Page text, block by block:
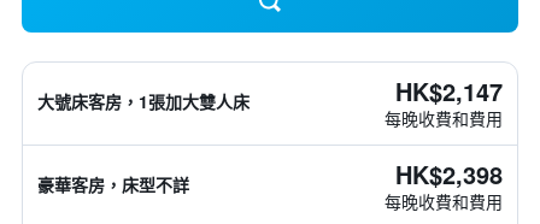
大號床客房，1張加大雙人床 HK$2,147
每晚收費和費用
豪華客房，床型不詳 HK$2,398
每晚收費和費用